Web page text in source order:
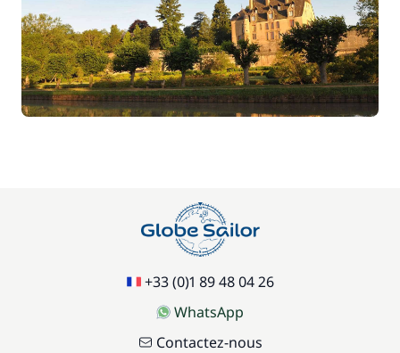
+33 (0)1 89 48 04 26
WhatsApp
Contactez-nous